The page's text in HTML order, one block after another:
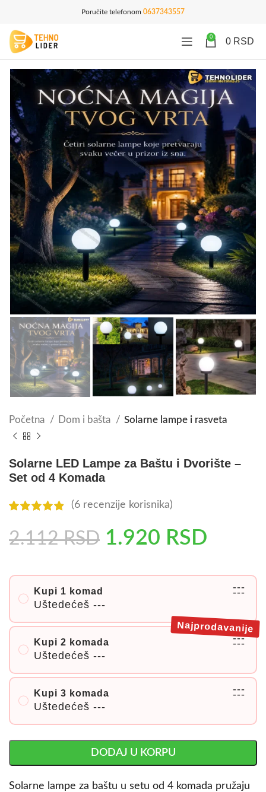
Poručite telefonom 0637343557
0 0 RSD
Početna Dom i bašta Solarne lampe i rasveta
Solarne LED Lampe za Baštu i Dvorište –
Set od 4 Komada
(6 recenzije korisnika)
2.112RSD 1.920 RSD
Kupi 1 komad
Uštedećeš ---
---
---
Kupi 2 komada
Uštedećeš ---
---
---
Najprodavanije
Kupi 3 komada
Uštedećeš ---
---
---
DODAJ U KORPU
Solarne lampe za baštu u setu od 4 komada pružaju